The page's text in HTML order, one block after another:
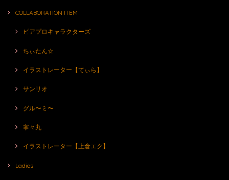
COLLABORATION ITEM
ピアプロキャラクターズ
ちぃたん☆
イラストレーター【てぃら】
サンリオ
グル〜ミ〜
寧々丸
イラストレーター【上倉エク】
Ladies